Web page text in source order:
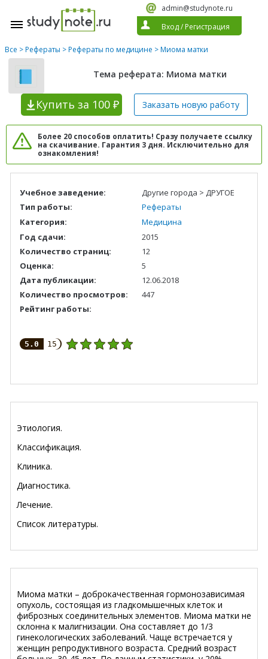
admin@studynote.ru
Вход/ Регистрация
Все >Рефераты >Рефераты по медицине > Миома матки
Тема реферата: Миома матки
Купить за 100 ₽ Заказать новую работу
Более 20 способов оплатить! Сразу получаете ссылку
на скачивание. Гарантия 3 дня. Исключительно для
ознакомления!
Учебное заведение:
Другие города > ДРУГОЕ
Тип работы:
Рефераты
Категория:
Медицина
Год сдачи:
2015
Количество страниц:
12
Оценка:
5
Дата публикации:
12.06.2018
Количество просмотров:
447
Рейтинг работы:
5.0 15
Этиология.
Классификация.
Клиника.
Диагностика.
Лечение.
Список литературы.
Миома матки – доброкачественная гормонозависимая
опухоль, состоящая из гладкомышечных клеток и
фиброзных соединительных элементов. Миома матки не
склонна к малигнизации. Она составляет до 1/3
гинекологических заболеваний. Чаще встречается у
женщин репродуктивного возраста. Средний возраст